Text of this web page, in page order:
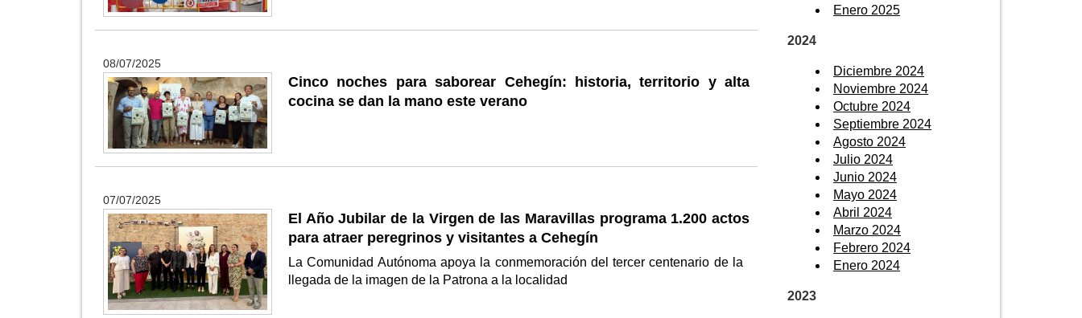
08/07/2025
Cinco noches para saborear Cehegín: historia, territorio y alta
cocina se dan la mano este verano
07/07/2025
El Año Jubilar de la Virgen de las Maravillas programa 1.200 actos
para atraer peregrinos y visitantes a Cehegín
La Comunidad Autónoma apoya la conmemoración del tercer centenario de la
llegada de la imagen de la Patrona a la localidad
Enero 2025
2024
Diciembre 2024
Noviembre 2024
Octubre 2024
Septiembre 2024
Agosto 2024
Julio 2024
Junio 2024
Mayo 2024
Abril 2024
Marzo 2024
Febrero 2024
Enero 2024
2023